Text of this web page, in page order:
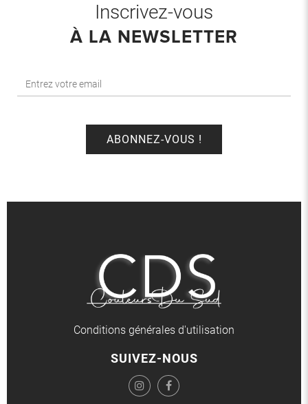
Inscrivez-vous
À LA NEWSLETTER
Conditions générales d'utilisation
SUIVEZ-NOUS